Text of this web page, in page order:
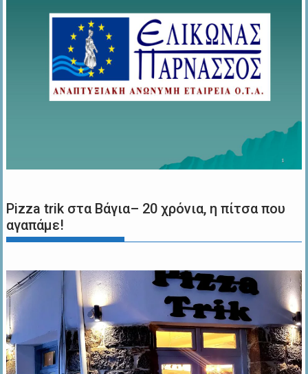
Pizza trik στα Βάγια– 20 χρόνια, η πίτσα που
αγαπάμε!